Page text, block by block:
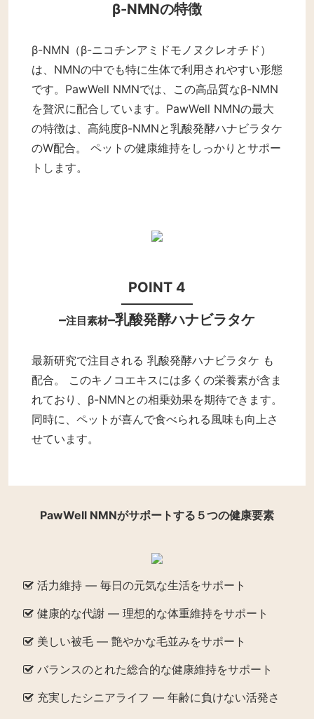
β-NMNの特徴
β-NMN（β-ニコチンアミドモノヌクレオチド）
は、NMNの中でも特に生体で利用されやすい形態
です。PawWell NMNでは、この高品質なβ-NMN
を贅沢に配合しています。 PawWell NMNの最大
の特徴は、高純度β-NMNと乳酸発酵ハナビラタケ
のW配合。 ペットの健康維持をしっかりとサポー
トします。
POINT 4
–注目素材–乳酸発酵ハナビラタケ
最新研究で注目される 乳酸発酵ハナビラタケ も
配合。 このキノコエキスには多くの栄養素が含ま
れており、β-NMNとの相乗効果を期待できます。
同時に、ペットが喜んで食べられる風味も向上さ
せています。
PawWell NMNがサポートする５つの健康要素
活力維持 — 毎日の元気な生活をサポート
健康的な代謝 — 理想的な体重維持をサポート
美しい被毛 — 艶やかな毛並みをサポート
バランスのとれた総合的な健康維持をサポート
充実したシニアライフ — 年齢に負けない活発さ